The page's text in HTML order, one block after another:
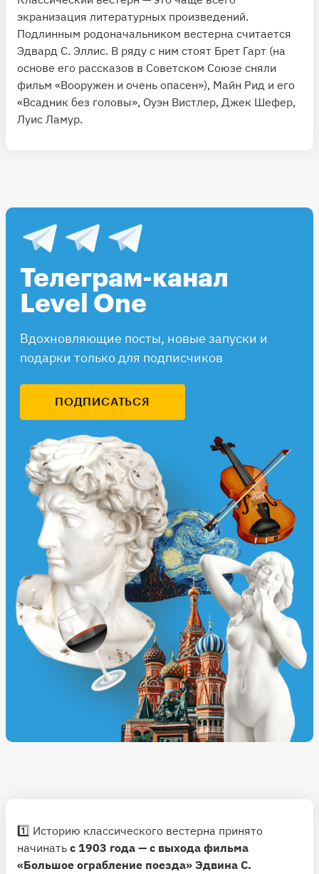
экранизация литературных произведений.
Подлинным родоначальником вестерна считается
Эдвард С. Эллис. В ряду с ним стоят Брет Гарт (на
основе его рассказов в Советском Союзе сняли
фильм «Вооружен и очень опасен»), Майн Рид и его
«Всадник без головы», Оуэн Вистлер, Джек Шефер,
Луис Ламур.
Телеграм-канал
Level One
Вдохновляющие посты, новые запуски и
подарки только для подписчиков
ПОДПИСАТЬСЯ
1️⃣ Историю классического вестерна принято
начинать с 1903 года — с выхода фильма
«Большое ограбление поезда» Эдвина С.